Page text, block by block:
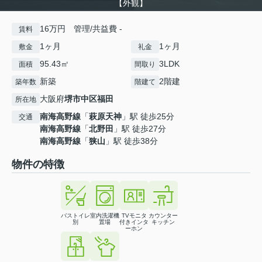
【外観】
賃料 16万円 管理/共益費 -
敷金 1ヶ月 礼金 1ヶ月
面積 95.43㎡ 間取り 3LDK
築年数 新築 階建て 2階建
所在地 大阪府堺市中区福田
交通 南海高野線 「萩原天神 」駅 徒歩25分
南海高野線 「北野田 」駅 徒歩27分
南海高野線 「狭山 」駅 徒歩38分
物件の特徴
バストイレ
別
室内洗濯機
置場
TVモニタ
付きインタ
ーホン
カウンター
キッチン